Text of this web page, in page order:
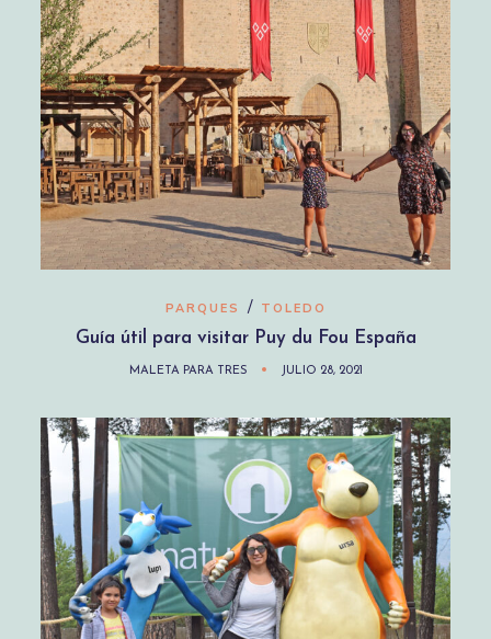
PARQUES / TOLEDO
Guía útil para visitar Puy du Fou España
MALETA PARA TRES JULIO 28, 2021